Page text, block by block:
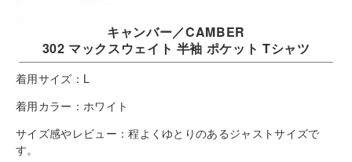
キャンバー／CAMBER
302 マックスウェイト 半袖 ポケット Tシャツ
着用サイズ： L
着用カラー： ホワイト
サイズ感やレビュー：程よくゆとりのあるジャストサイズで
す。